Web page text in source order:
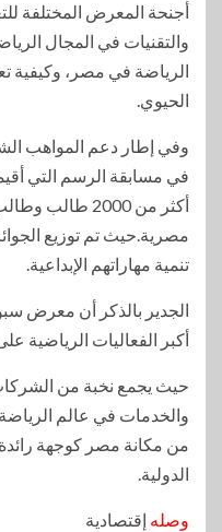
أجنحة المعرض المختلفة
والتقنيات في المجال
الرياضة في مصر، وكيفية
الحيوي.
وفي إطار دعم المواهب
في مسابقة الرسم التي
مصرية.حيث تم توزيع
تنمية مهاراتهم الإبداعية.
أكبر الفعاليات الرياضية
حيث يجمع نخبة من
والخدمات في عالم الرياضة
من مكانة مصر كوجهة رائدة
الدولية.
وصله إقتصادية